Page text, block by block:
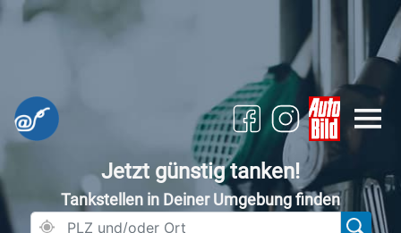
Jetzt günstig tanken!
Tankstellen in Deiner Umgebung finden